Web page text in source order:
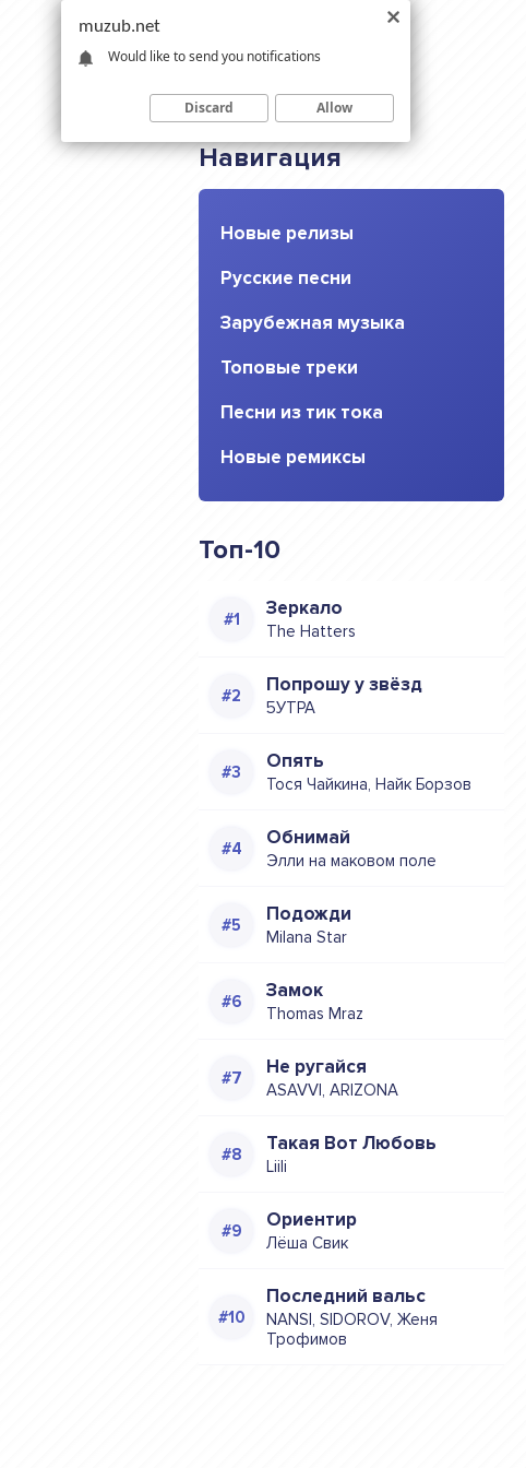
Навигация
Новые релизы
Русские песни
Зарубежная музыка
Топовые треки
Песни из тик тока
Новые ремиксы
Топ-10
Зеркало
The Hatters
Попрошу у звёзд
5УТРА
Опять
Тося Чайкина, Найк Борзов
Обнимай
Элли на маковом поле
Подожди
Milana Star
Замок
Thomas Mraz
Не ругайся
ASAVVI, ARIZONA
Такая Вот Любовь
Liili
Ориентир
Лёша Свик
Последний вальс
NANSI, SIDOROV, Женя
Трофимов
muzub.net
Would like to send you notifications
Discard Allow